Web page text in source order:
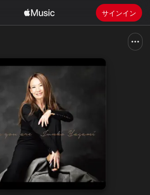
サインイン
Apple Musicをインストール